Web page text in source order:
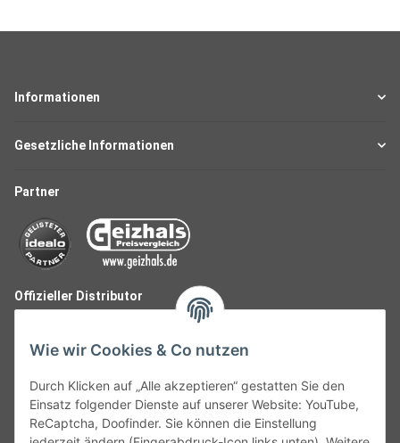
Informationen
Gesetzliche Informationen
Partner
Offizieller Distributor
Wie wir Cookies & Co nutzen
Durch Klicken auf „Alle akzeptieren“ gestatten Sie den
Einsatz folgender Dienste auf unserer Website: YouTube,
ReCaptcha, Doofinder. Sie können die Einstellung